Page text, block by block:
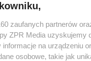
zaufanych partnerów
ZPR Media uzyskujemy
informacje na urządzeniu
osobowe, takie jak